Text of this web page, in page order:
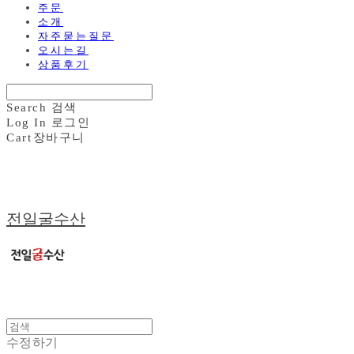
주문
소개
자주묻는질문
오시는길
상품후기
Search 검색
Log In 로그인
Cart 장바구니
전일굴수산
수정하기